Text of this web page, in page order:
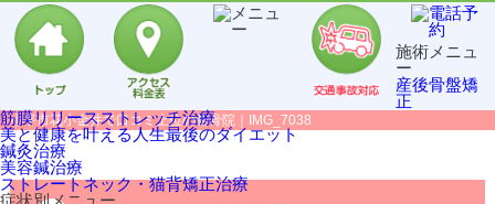
施術メニュ
ー
産後骨盤矯
正
筋膜リリースストレッチ治療
美と健康を叶える人生最後のダイエット
鍼灸治療
美容鍼治療
ストレートネック・猫背矯正治療
症状別メニュー
小平市花小金井で口コミ上位の整骨院｜IMG_7038